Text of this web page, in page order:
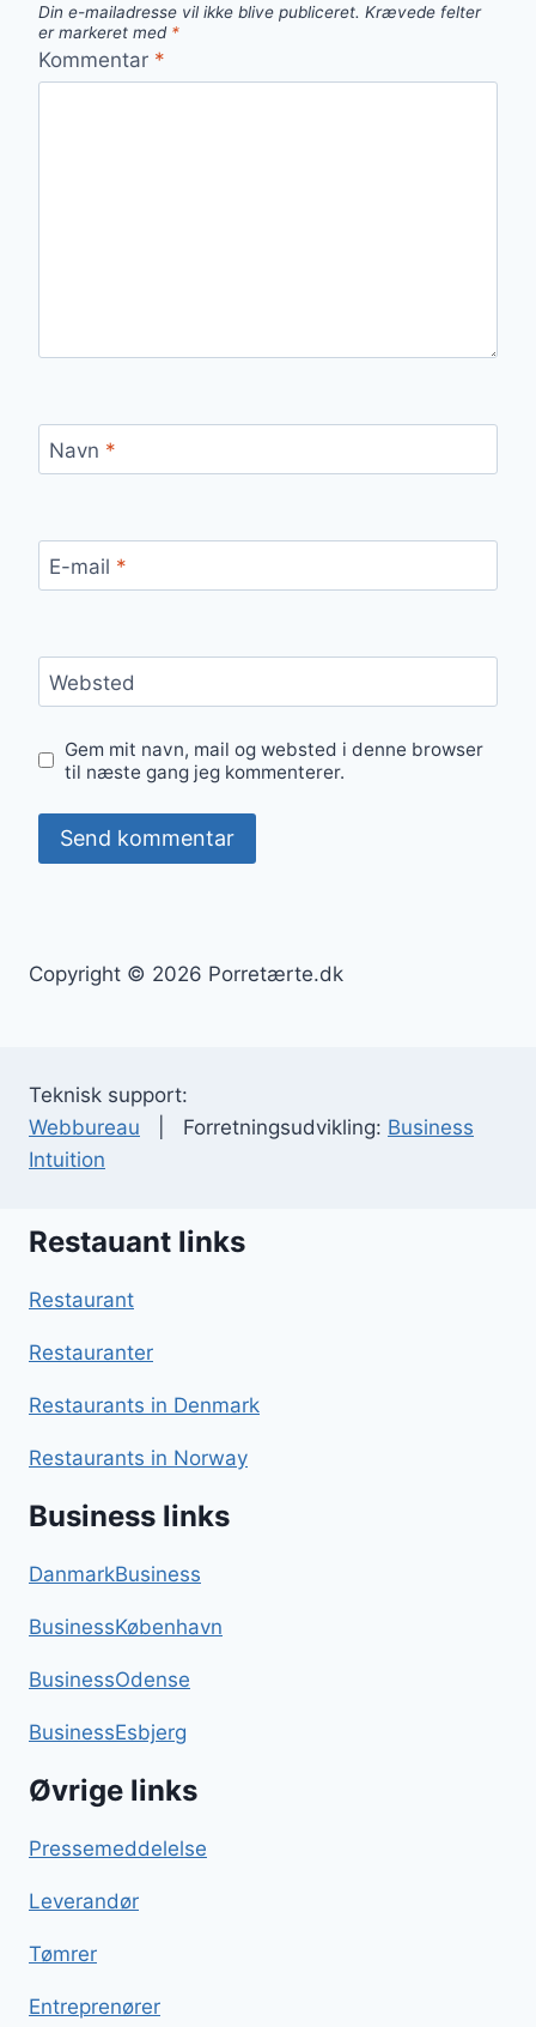
Din e-mailadresse vil ikke blive publiceret. Krævede felter
er markeret med *
Kommentar *
Navn *
E-mail *
Websted
Gem mit navn, mail og websted i denne browser
til næste gang jeg kommenterer.
Copyright © 2026 Porretærte.dk
Teknisk support:
Webbureau | Forretningsudvikling: Business
Intuition
Restauant links
Restaurant
Restauranter
Restaurants in Denmark
Restaurants in Norway
Business links
DanmarkBusiness
BusinessKøbenhavn
BusinessOdense
BusinessEsbjerg
Øvrige links
Pressemeddelelse
Leverandør
Tømrer
Entreprenører